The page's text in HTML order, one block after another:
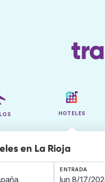
HOTELES
en La Rioja
ENTRADA